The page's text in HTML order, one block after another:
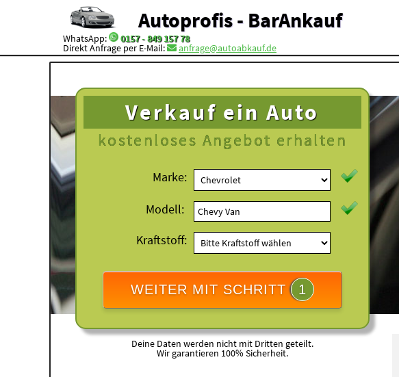
Autoprofis - BarAnkauf
WhatsApp: 0157 - 849 157 78
Direkt Anfrage per E-Mail: anfrage@autoabkauf.de
Verkauf ein Auto
kostenloses Angebot erhalten
Marke:
Modell:
Kraftstoff:
WEITER MIT SCHRITT 1
Deine Daten werden nicht mit Dritten geteilt.
Wir garantieren 100% Sicherheit.